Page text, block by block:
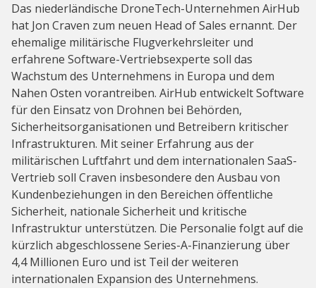
Das niederländische DroneTech-Unternehmen AirHub
hat Jon Craven zum neuen Head of Sales ernannt. Der
ehemalige militärische Flugverkehrsleiter und
erfahrene Software-Vertriebsexperte soll das
Wachstum des Unternehmens in Europa und dem
Nahen Osten vorantreiben. AirHub entwickelt Software
für den Einsatz von Drohnen bei Behörden,
Sicherheitsorganisationen und Betreibern kritischer
Infrastrukturen. Mit seiner Erfahrung aus der
militärischen Luftfahrt und dem internationalen SaaS-
Vertrieb soll Craven insbesondere den Ausbau von
Kundenbeziehungen in den Bereichen öffentliche
Sicherheit, nationale Sicherheit und kritische
Infrastruktur unterstützen. Die Personalie folgt auf die
kürzlich abgeschlossene Series-A-Finanzierung über
4,4 Millionen Euro und ist Teil der weiteren
internationalen Expansion des Unternehmens.